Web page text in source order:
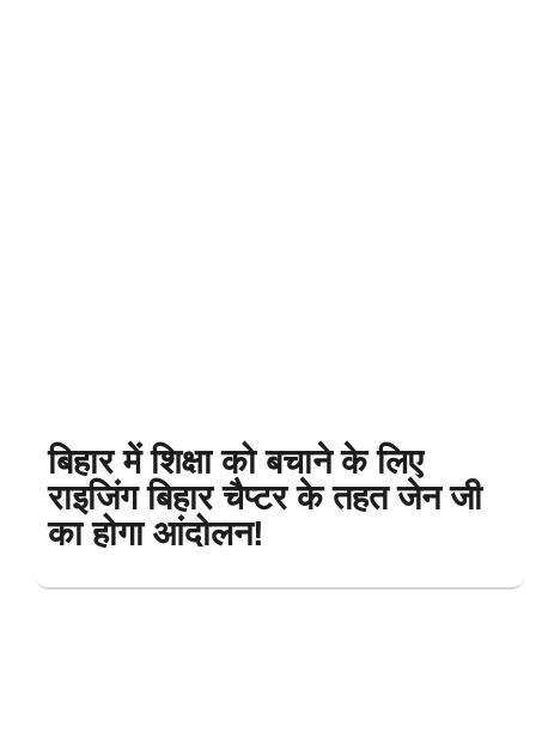
बिहार में शिक्षा को बचाने के लिए
राइजिंग बिहार चैप्टर के तहत जेन जी
का होगा आंदोलन!